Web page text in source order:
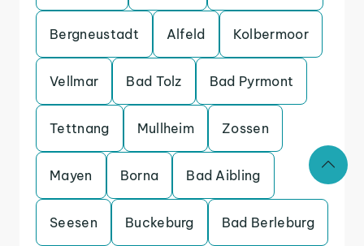
Bergneustadt Alfeld Kolbermoor
Vellmar Bad Tolz Bad Pyrmont
Tettnang Mullheim Zossen
Mayen Borna Bad Aibling
Seesen Buckeburg Bad Berleburg